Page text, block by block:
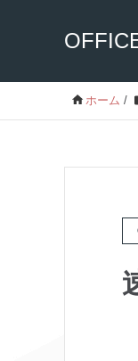
ホーム /